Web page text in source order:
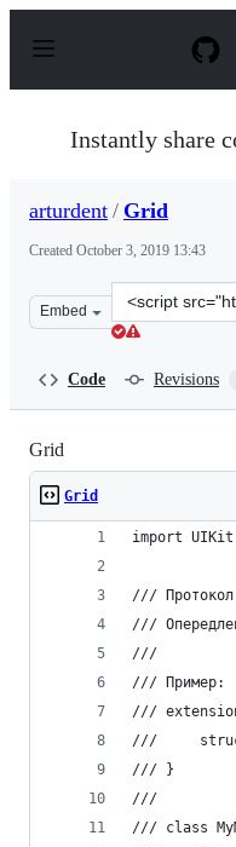
p
Instantly share
arturdent / Grid
Created October 3, 2019 13:43
Embed
Clone
this
Code Revisions
Grid
Grid
import UIKit
/// Протокол
///
///
/// Пример:
/// extension
///     struct
/// }
///
/// class